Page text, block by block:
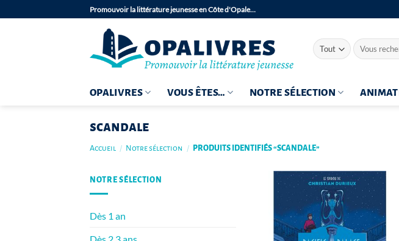
au
Promouvoir la littérature jeunesse en Côte d'Opale…
Recherche
pour :
OPALIVRES VOUS ÊTES… NOTRE SÉLECTION
scandale
Accueil / Notre sélection / PRODUITS IDENTIFIÉS “SCANDALE”
NOTRE SÉLECTION
Dès 1 an
Dès 2,3 ans